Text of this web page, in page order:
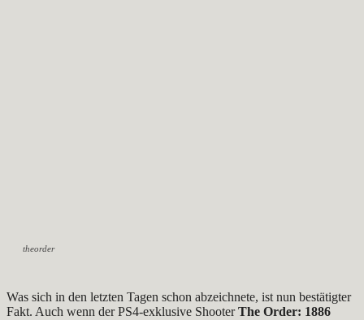
theorder
Was sich in den letzten Tagen schon abzeichnete, ist nun bestätigter
Fakt. Auch wenn der PS4-exklusive ShooterThe Order: 1886